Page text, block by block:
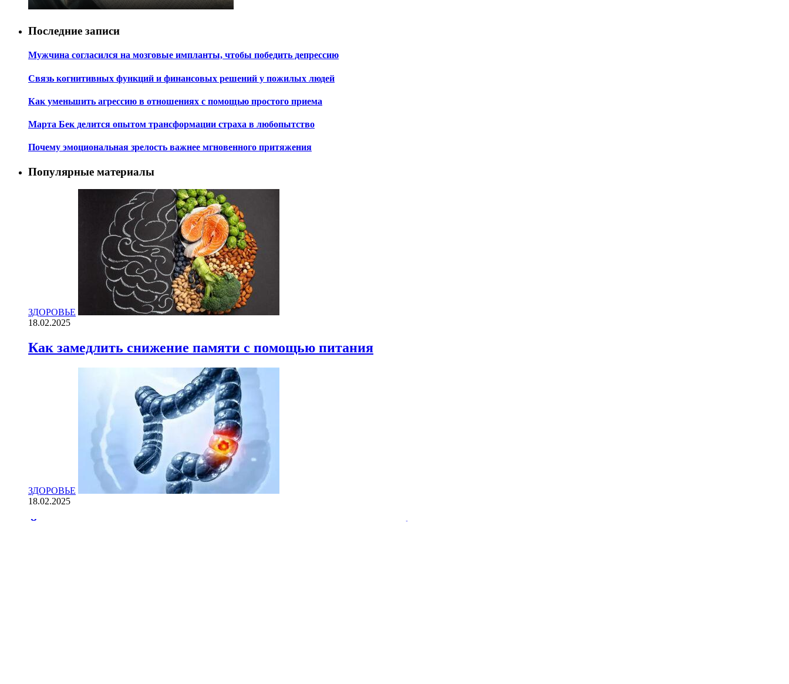
Последние записи
Мужчина согласился на мозговые импланты, чтобы победить депрессию
Связь когнитивных функций и финансовых решений у пожилых людей
Как уменьшить агрессию в отношениях с помощью простого приема
Марта Бек делится опытом трансформации страха в любопытство
Почему эмоциональная зрелость важнее мгновенного притяжения
Популярные материалы
ЗДОРОВЬЕ
18.02.2025
Как замедлить снижение памяти с помощью питания
ЗДОРОВЬЕ
18.02.2025
Йогурт против рака: научные доказательства пользы пробиотиков